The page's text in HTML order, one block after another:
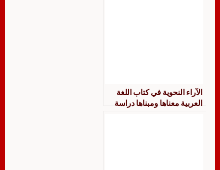
الآراء النحوية في كتاب اللغة
العربية معناها ومبناها دراسة